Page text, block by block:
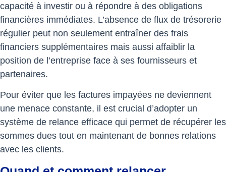
capacité à investir ou à répondre à des obligations
financières immédiates. L’absence de flux de trésorerie
régulier peut non seulement entraîner des frais
financiers supplémentaires mais aussi affaiblir la
position de l’entreprise face à ses fournisseurs et
partenaires.
Pour éviter que les factures impayées ne deviennent
une menace constante, il est crucial d’adopter un
système de relance efficace qui permet de récupérer les
sommes dues tout en maintenant de bonnes relations
avec les clients.